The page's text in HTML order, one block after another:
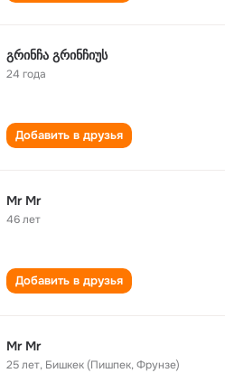
გრინჩა გრინჩიუს
24 года
Добавить в друзья
Mr Mr
46 лет
Добавить в друзья
Mr Mr
25 лет, Бишкек (Пишпек, Фрунзе)